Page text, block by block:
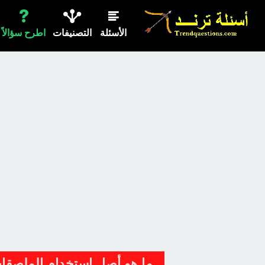
الأسئلة التصنيفات اطرح سؤالاً